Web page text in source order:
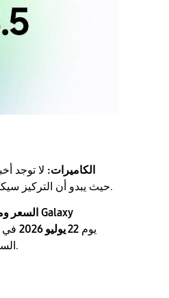
الكاميرات: لا توجد
حيث يبدو أن التركيز سيكون على تحسين المعالجة عبر الذكاء الاصطناعي.
السعر Galaxy
يوم 22 يوليو 2026
في
السعر نتيجة التقنيات الجديدة في المفصلة والشاشة.